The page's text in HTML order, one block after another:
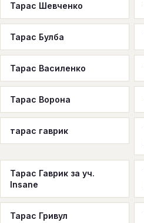
Тарас Шевченко
Тарас Булба
Тарас Василенко
Тарас Ворона
тарас гаврик
Тарас Гаврик за уч.
Insane
Тарас Гривул